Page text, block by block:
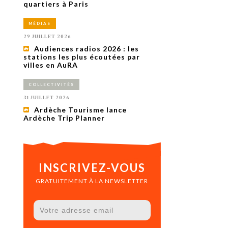
sur
M’ABONNER À OURSCOM PENDANT
1 AN
quartiers à Paris
MÉDIAS
29 JUILLET 2026
Audiences radios 2026 : les
stations les plus écoutées par
villes en AuRA
COLLECTIVITÉS
31 JUILLET 2026
Ardèche Tourisme lance
Ardèche Trip Planner
INSCRIVEZ-VOUS
GRATUITEMENT À LA NEWSLETTER